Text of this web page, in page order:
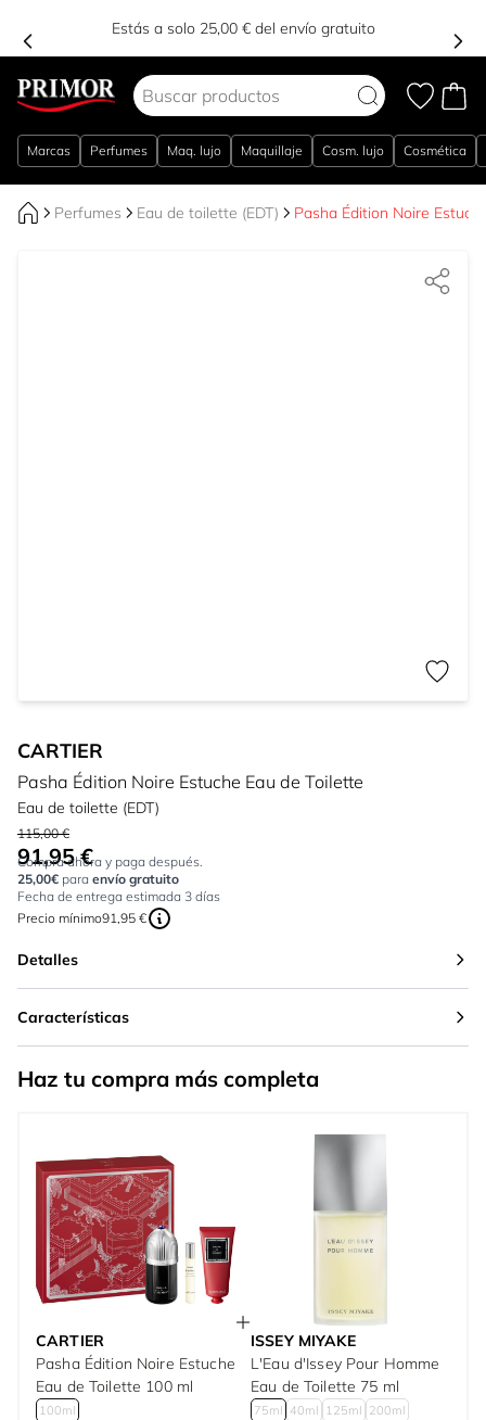
Estás a solo 25,00 € del envío gratuito
Marcas Perfumes Maq. lujo Maquillaje Cosm. lujo Cosmética
Perfumes Eau de toilette (EDT) Pasha Édition Noire
CARTIER
Pasha Édition Noire Estuche Eau de Toilette
Eau de toilette (EDT)
115,00 €
Tan bajo como:
91,95 €
Compra ahora y paga después.
25,00€ para envío gratuito
Fecha de entrega estimada 3 días
Precio mínimo91,95 €
Detalles
Características
Haz tu compra más completa
CARTIER
Pasha Édition Noire Estuche
Eau de Toilette 100 ml
100ml
ISSEY MIYAKE
L'Eau d'Issey Pour Homme
Eau de Toilette 75 ml
75ml 40ml 125ml 200ml